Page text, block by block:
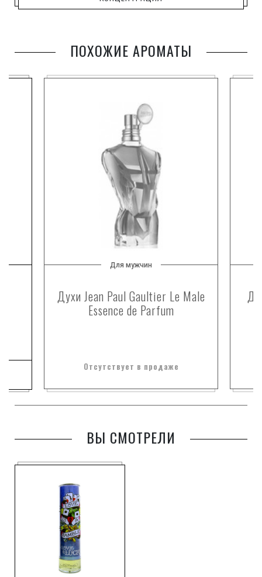
фиалки, кедра, кипариса, агар-агара, мускуса и
ПОХОЖИЕ АРОМАТЫ
Для мужчин
Духи Jean Paul Gaultier Le Male
Essence de Parfum
Отсутствует в продаже
ВЫ СМОТРЕЛИ